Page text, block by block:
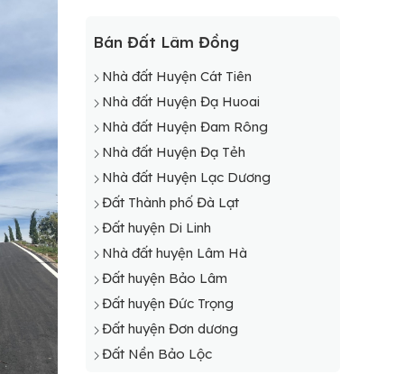
Bán Đất Lâm Đồng
Nhà đất Huyện Cát Tiên
Nhà đất Huyện Đạ Huoai
Nhà đất Huyện Đam Rông
Nhà đất Huyện Đạ Tẻh
Nhà đất Huyện Lạc Dương
Đất Thành phố Đà Lạt
Đất huyện Di Linh
Nhà đất huyện Lâm Hà
Đất huyện Bảo Lâm
Đất huyện Đức Trọng
Đất huyện Đơn dương
Đất Nền Bảo Lộc